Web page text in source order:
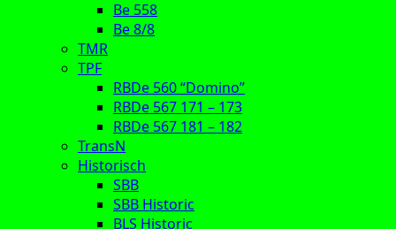
Be 558
Be 8/8
TMR
TPF
RBDe 560 “Domino”
RBDe 567 171 – 173
RBDe 567 181 – 182
TransN
Historisch
SBB
SBB Historic
BLS Historic